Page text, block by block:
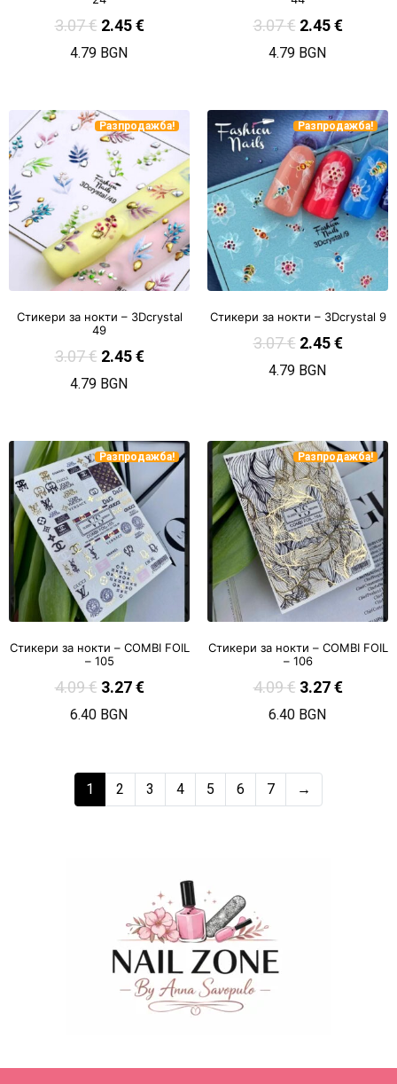
3.07€ 2.45€
4.79 BGN
3.07€ 2.45€
4.79 BGN
Разпродажба!
Стикери за нокти – 3Dcrystal
49
3.07€ 2.45€
4.79 BGN
Разпродажба!
Стикери за нокти – 3Dcrystal 9
3.07€ 2.45€
4.79 BGN
Разпродажба!
Стикери за нокти – COMBI FOIL
– 105
4.09€ 3.27€
6.40 BGN
Разпродажба!
Стикери за нокти – COMBI FOIL
– 106
4.09€ 3.27€
6.40 BGN
1 2 3 4 5 6 7 →